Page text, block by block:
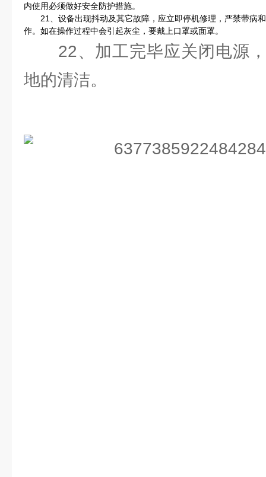
内使用必须做好安全防护措施。
21、设备出现抖动及其它故障，应立即停机修理，严禁带病
作。如在操作过程中会引起灰尘，要戴上口罩或面罩。
22、加工完毕应关闭电源，
地的清洁。